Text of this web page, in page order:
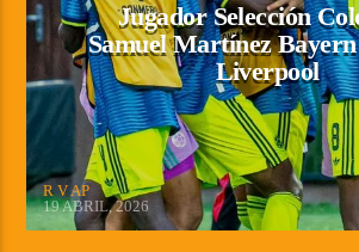
Jugador Selección
Samuel Martínez Bayern
Liverpool
R V AP
19 ABRIL, 2026